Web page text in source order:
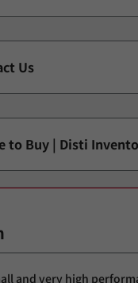
Us
to Buy | Disti
and very high